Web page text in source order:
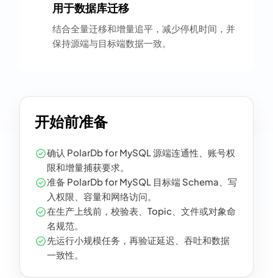
用于数据库迁移
结合全量迁移和增量追平，减少停机时间，并
保持源端与目标端数据一致。
开始前准备
确认 PolarDb for MySQL 源端连通性、账号权
限和增量捕获要求。
准备 PolarDb for MySQL 目标端 Schema、写
入权限、容量和网络访问。
在生产上线前，校验表、Topic、文件或对象命
名规范。
先运行小规模任务，再验证延迟、吞吐和数据
一致性。